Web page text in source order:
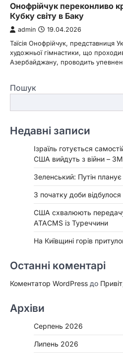
Онофрійчук переконливо
Кубку світу в Баку
admin 19.04.2026
Таїсія Онофрійчук, представниця
художньої гімнастики, що
Азербайджану, проводить
Пошук
Недавні записи
Ізраїль готується
США вийдуть з війни –
Зеленський: Путін
З початку доби відбулося
США схвалюють передачу
ATACMS із Туреччини
На Київщині горів
Останні коментарі
Коментатор WordPress до
Архіви
Серпень 2026
Липень 2026